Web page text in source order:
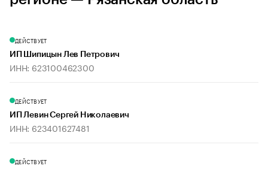
ДЕЙСТВУЕТ
ИП Шипицын Лев Петрович
ИНН: 623100462300
ДЕЙСТВУЕТ
ИП Левин Сергей Николаевич
ИНН: 623401627481
ДЕЙСТВУЕТ